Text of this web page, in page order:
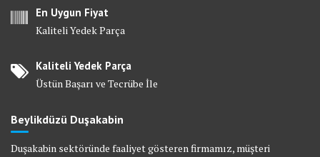
En Uygun Fiyat
Kaliteli Yedek Parça
Kaliteli Yedek Parça
Üstün Başarı ve Tecrübe İle
Beylikdüzü Duşakabin
Duşakabin sektöründe faaliyet gösteren firmamız, müşteri